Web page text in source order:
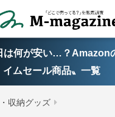
は何が安い…？Amazon
イムセール商品〟一覧
収納グッズ